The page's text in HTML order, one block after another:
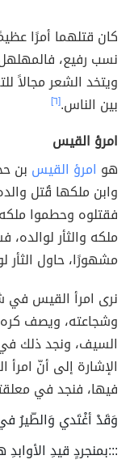
كان قتلهما أمرًا
نسب رفيع،
ويتخد الشعر مجالاً
بين الناس.[٦]
امرؤ القيس
هو امرؤ القيس بن
وابن ملكها قُتل
فقتلوه وحطموا
ملكه والثأر
مشهورًا، حاول الثأر
نرى امرأ القيس
وشجاعته، ويصف كره
السيف، ونجد ذلك
الإشارة إلى أنّ
فيها، فنجد في
وَقَدْ أغْتَدي وَالطّيرُ
:::بمنجردٍ قيدِ